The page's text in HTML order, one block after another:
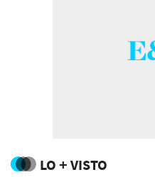
LO + VISTO